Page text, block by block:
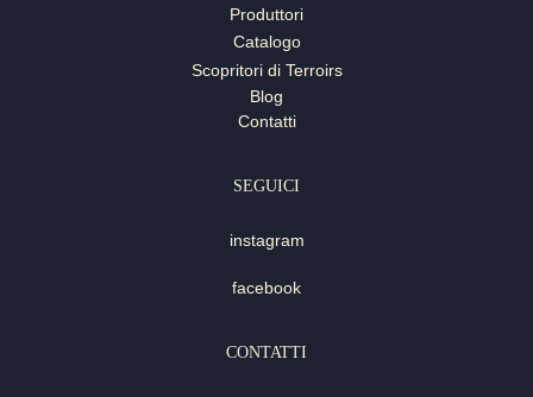
Produttori
Catalogo
Scopritori di Terroirs
Blog
Contatti
SEGUICI
instagram
facebook
CONTATTI